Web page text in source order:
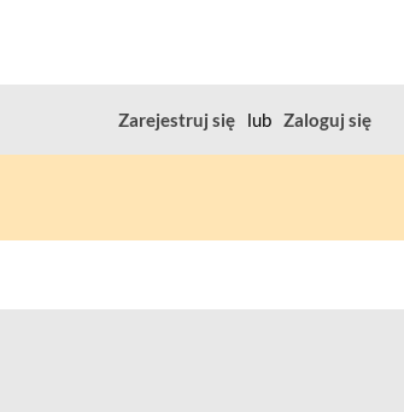
Zarejestruj się lub Zaloguj się